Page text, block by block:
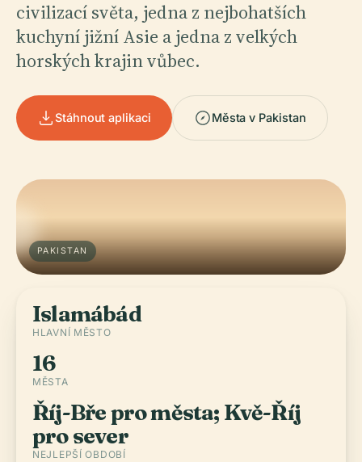
civilizací světa, jedna z nejbohatších
kuchyní jižní Asie a jedna z velkých
horských krajin vůbec.
Stáhnout aplikaci Města v Pakistan
PAKISTAN
Islamábád
HLAVNÍ MĚSTO
16
MĚSTA
Říj-Bře pro města; Kvě-Říj
pro sever
NEJLEPŠÍ OBDOBÍ